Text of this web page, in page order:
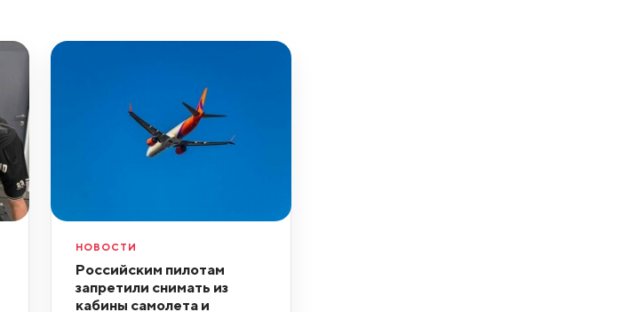
НОВОСТИ
Российским пилотам
запретили снимать из
кабины самолета и